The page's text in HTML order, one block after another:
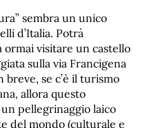
sembra un unico
d’Italia. Potrà
ormai visitare un castello
sulla via Francigena
se c’è il turismo
allora questo
pellegrinaggio laico
del mondo (culturale e